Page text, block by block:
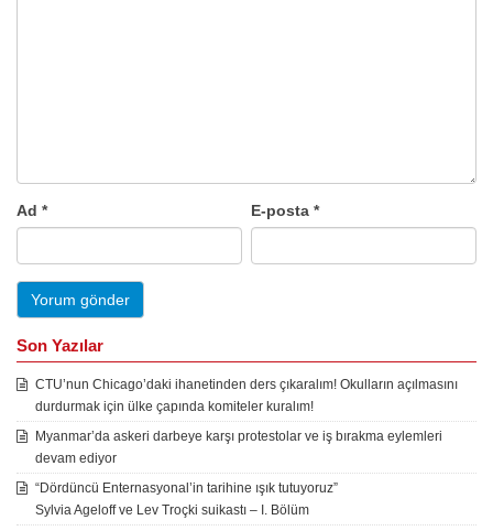
Ad * E-posta*
Son Yazılar
CTU’nun Chicago’daki ihanetinden ders çıkaralım! Okulların açılmasını
durdurmak için ülke çapında komiteler kuralım!
Myanmar’da askeri darbeye karşı protestolar ve iş bırakma eylemleri
devam ediyor
“Dördüncü Enternasyonal’in tarihine ışık tutuyoruz”
Sylvia Ageloff ve Lev Troçki suikastı – I. Bölüm